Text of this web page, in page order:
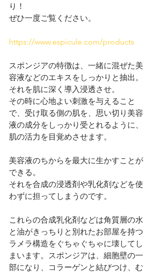
り！
ぜひ一度ご覧ください。
https://www.espicule.com/products
スポンジアの特徴は、一緒に混ぜた美
容液などのエキスをしっかりと抽出。
それを肌に深く導入浸透させ。
その時に心地よい刺激を与えること
で、受け取る側の肌を、思い切り美容
液の成分をしっかり受とれるように、
肌の活力を目覚めさせます。
美容液のちからを最大に生かすことが
できる。
それを合成の浸透剤や乳化剤などを使
わずに担ってしまうのです。
これらの合成乳化剤などは角質層の水
と油がきっちりと別れたお部屋を持つ
ラメラ構造をぐちゃぐちゃに壊してし
まいます。スポンジアは、細胞壁の一
部になり、コラーゲンと結びつけ、む